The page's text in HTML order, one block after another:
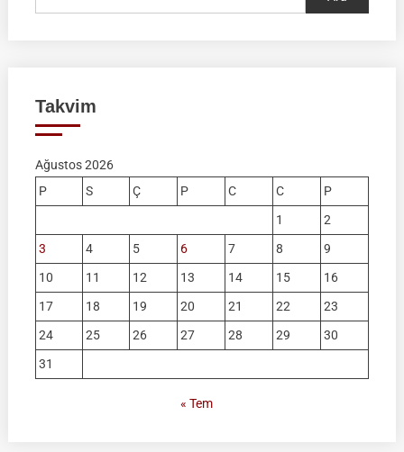
Takvim
Ağustos 2026
P
S Ç P C C
P
1
2
3
4 5 6 7 8
9
10
11 12 13 14 15
16
17
18 19 20 21 22
23
24
25 26 27 28 29
30
31
« Tem